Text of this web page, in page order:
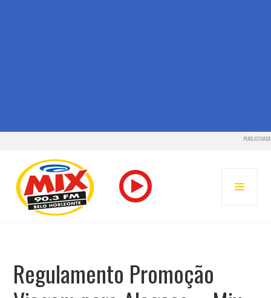
PUBLICIDADE
conteúdo
MIX BELO HORIZONTE – RADIO MIX FM
Regulamento Promoção